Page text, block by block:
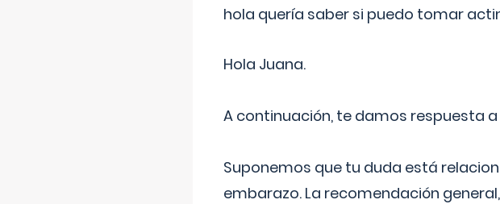
hola quería saber si puedo tomar
Hola Juana.
A continuación, te damos respuesta
Suponemos que tu duda está
embarazo. La recomendación